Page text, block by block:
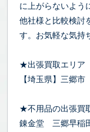
に上がらないよう
他社様と比較検討
す。お気軽な気持
★出張買取エリア
【埼玉県】三郷市
★不用品の出張買
錬金堂 三郷早稲